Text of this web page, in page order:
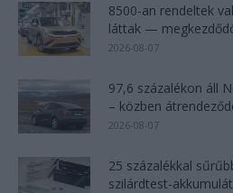
8500-an rendeltek
láttak —
2026-08-07
97,6 százalékon áll
– közben
2026-08-07
25 százalékkal
szilárdtest-